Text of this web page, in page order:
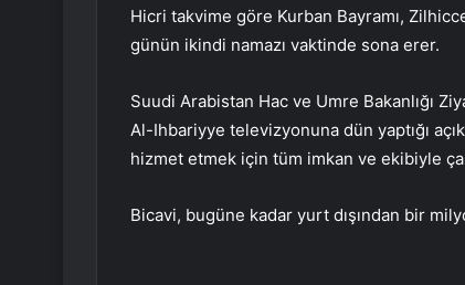
Hicri takvime göre Kurban Bayramı,
günün ikindi namazı vaktinde sona erer.
Suudi Arabistan Hac ve Umre Bakanlığı
Al-Ihbariyye televizyonuna dün yaptığı
hizmet etmek için tüm imkan ve ekibiyle
Bicavi, bugüne kadar yurt dışından bir